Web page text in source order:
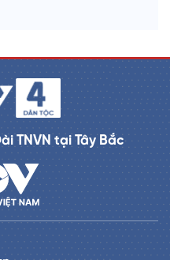
TNVN tại Tây Bắc